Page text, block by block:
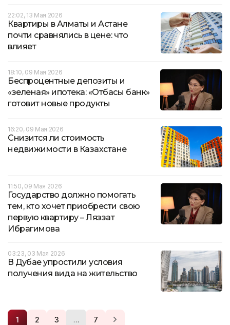
22:02, 13 Мая 2026
Квартиры в Алматы и Астане
почти сравнялись в цене: что
влияет
18:10, 09 Мая 2026
Беспроцентные депозиты и
«зеленая» ипотека: «Отбасы банк»
готовит новые продукты
16:20, 09 Мая 2026
Снизится ли стоимость
недвижимости в Казахстане
11:50, 09 Мая 2026
Государство должно помогать
тем, кто хочет приобрести свою
первую квартиру – Ляззат
Ибрагимова
03:23, 03 Мая 2026
В Дубае упростили условия
получения вида на жительство
1 2 3 … 7